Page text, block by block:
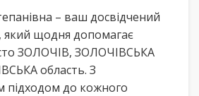
– ваш досвідчений
який щодня допомагає
ЗОЛОЧІВ, ЗОЛОЧІВСЬКА
область. З
підходом до кожного